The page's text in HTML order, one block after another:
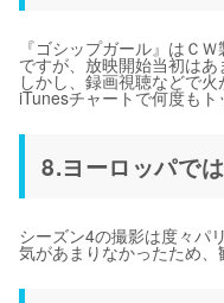
『ゴシップガール』はＣ
ですが、放映開始当初は
しかし、録画視聴などで
iTunesチャートで何度もト
8.ヨーロッパで
シーズン4の撮影は度々パ
気があまりなかったため